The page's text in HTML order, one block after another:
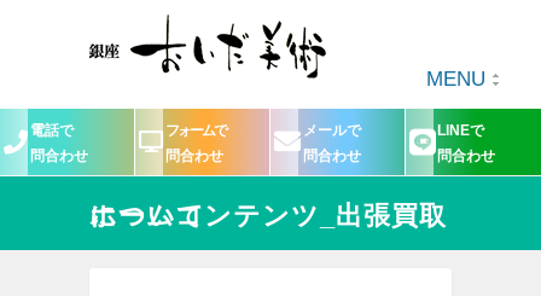
MENU
電話で
問合わせ
フォームで
問合わせ
メールで
問合わせ
LINEで
問合わせ
ホームコンテンツ_出張買取について